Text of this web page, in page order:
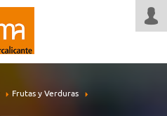
Frutas y Verduras